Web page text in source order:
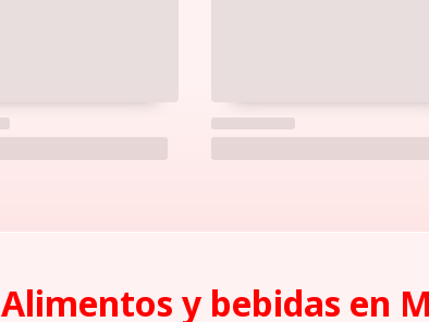
Alimentos y bebidas en